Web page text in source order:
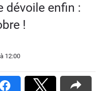
dévoile enfin :
!
à 12:00